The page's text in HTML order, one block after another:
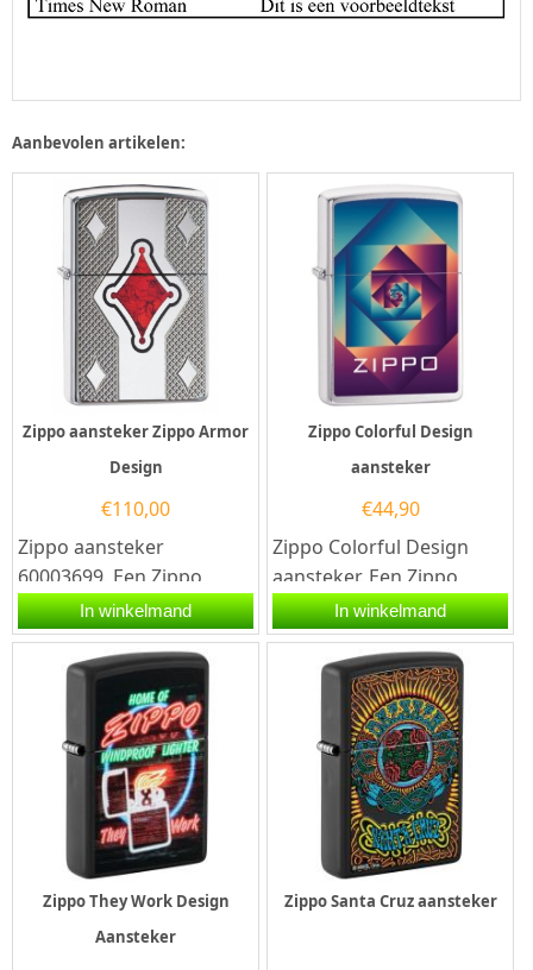
Aanbevolen artikelen:
Zippo aansteker Zippo Armor
Design
€110,00
Zippo aansteker
60003699. Een Zippo
aansteker is een
kwalitatief
goede aansteker met de...
In winkelmand
Zippo Colorful Design
aansteker
€44,90
Zippo Colorful Design
aansteker. Een Zippo
aansteker is een
kwalitatief...
In winkelmand
Zippo They Work Design
Aansteker
Zippo Santa Cruz aansteker